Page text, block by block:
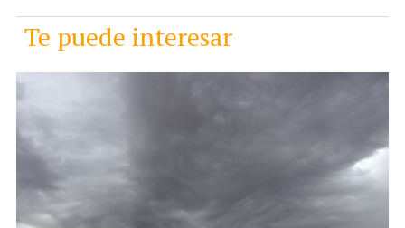
Te puede interesar